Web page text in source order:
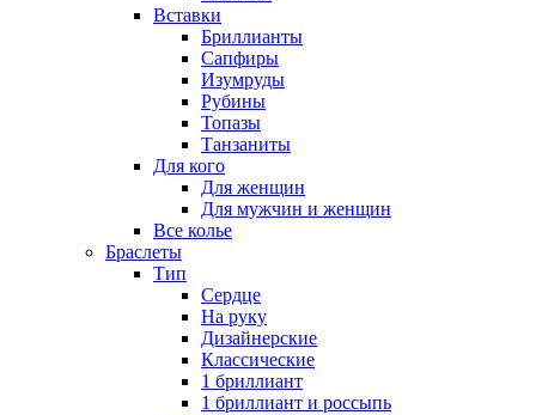
Вставки
Бриллианты
Сапфиры
Изумруды
Рубины
Топазы
Танзаниты
Для кого
Для женщин
Для мужчин и женщин
Все колье
Браслеты
Тип
Сердце
На руку
Дизайнерские
Классические
1 бриллиант
1 бриллиант и россыпь